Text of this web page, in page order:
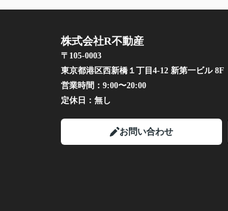
株式会社R不動産
〒105-0003
東京都港区西新橋１丁目4-12 新第一ビル 8F
営業時間： 9:00〜20:00
定休日： 無し
お問い合わせ